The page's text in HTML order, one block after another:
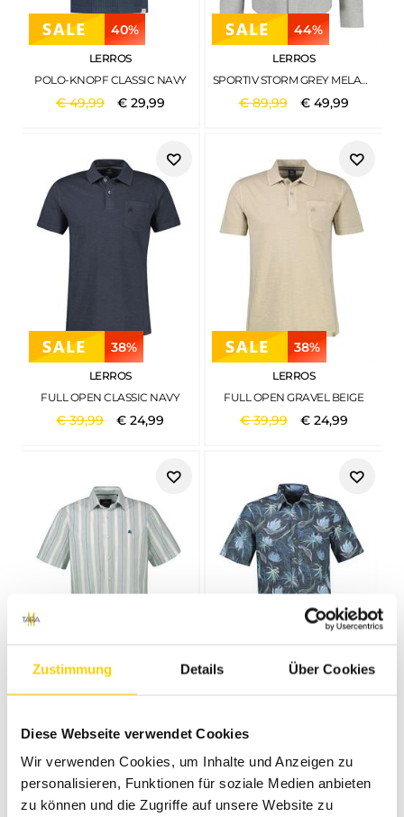
Zustimmung Details Über Cookies
Diese Webseite verwendet Cookies
Wir verwenden Cookies, um Inhalte und Anzeigen zu
personalisieren, Funktionen für soziale Medien anbieten
zu können und die Zugriffe auf unsere Website zu
40%
LERROS
POLO-KNOPF CLASSIC NAVY
€49,99 € 29,99
44%
LERROS
SPORTIV STORM GREY MELANGE
€89,99 € 49,99
38%
LERROS
FULL OPEN CLASSIC NAVY
€39,99 €24,99
38%
LERROS
FULL OPEN GRAVEL BEIGE
€39,99 € 24,99
38%
LERROS
€39,99 €24,99
40%
€